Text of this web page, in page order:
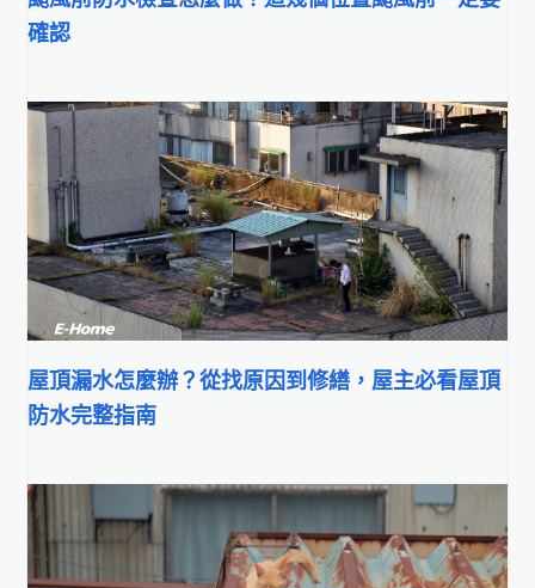
確認
屋頂漏水怎麼辦？從找原因到修繕，屋主必看屋頂
防水完整指南